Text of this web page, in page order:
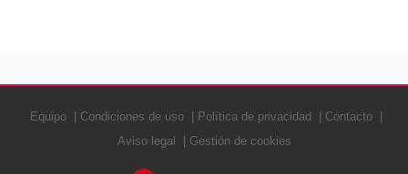
Equipo Condiciones de uso Política de privacidad
Contacto
Aviso legal
Gestión de cookies